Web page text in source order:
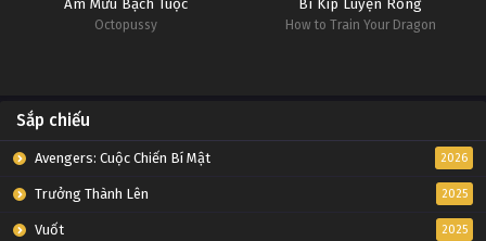
Âm Mưu Bạch Tuộc
Octopussy
Bí Kíp Luyện Rồng
How to Train Your Dragon
Sắp chiếu
Avengers: Cuộc Chiến Bí Mật 2026
Trưởng Thành Lên 2025
Vuốt 2025